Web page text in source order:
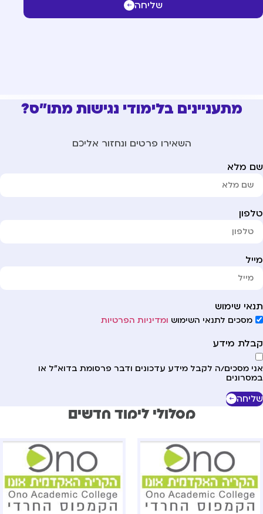
שליחה
מתעניינים בלימודי נגישות מתו"ס?
השאירו פרטים ונחזור אליכם
מלא
שימוש
מסכים לתנאי השימושומדיניות הפרטיות
מידע
מסכים/ה לקבל מידע עדכונים ודבר פרסומת בדוא"ל או
מסלולי לימוד חדשים